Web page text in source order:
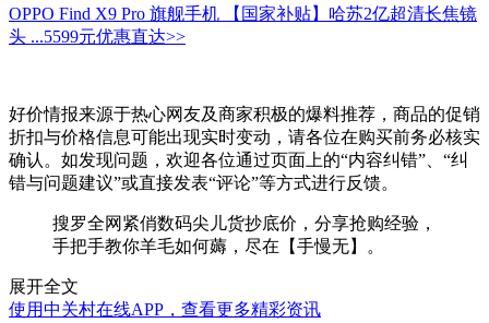
OPPO Find X9 Pro 旗舰手机 【国家补贴】哈苏2亿超清长焦镜
头 ...5599元优惠直达>>
好价情报来源于热心网友及商家积极的爆料推荐，商品的促销
折扣与价格信息可能出现实时变动，请各位在购买前务必核实
确认。如发现问题，欢迎各位通过页面上的“内容纠错”、“纠
错与问题建议”或直接发表“评论”等方式进行反馈。
搜罗全网紧俏数码尖儿货抄底价，分享抢购经验，
手把手教你羊毛如何薅，尽在【手慢无】。
展开全文
使用中关村在线APP，查看更多精彩资讯